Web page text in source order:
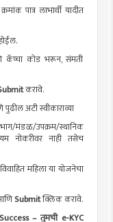
पात्र लाभार्थी यादीत
कॅप्चा कोड भरून, संमती
करावे.
पुढील अटी स्वीकाराव्या
मंडळ/उपक्रम/स्थानिक
नोकरीवर नाही तसेच
महिला या योजनेचा
Submitक्लिक करावे.
– तुमची e-KYC